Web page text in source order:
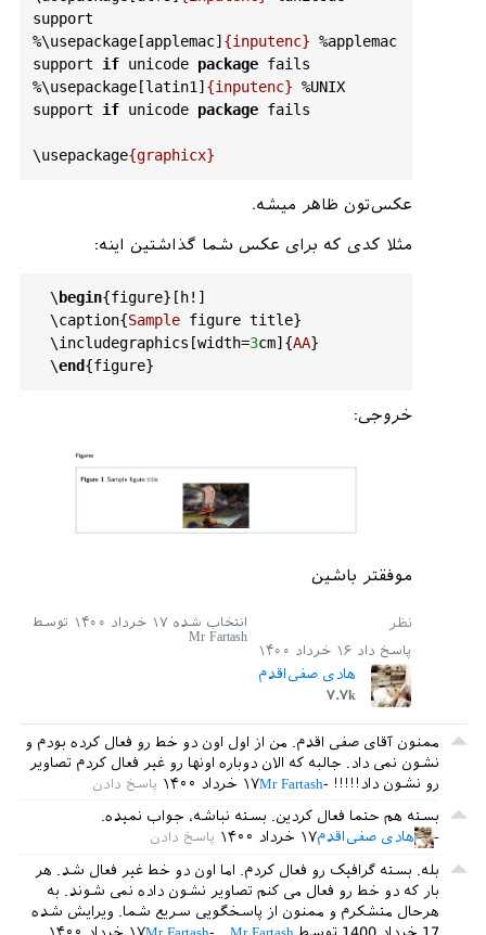
%\usepackage[applemac] {inputenc} %applemac
support if unicode package
%\usepackage[latin1] {inputenc} %UNIX
support if unicode package fails
\usepackage{graphicx}
عکس‌تون ظاهر میشه.
مثلا کدی که برای عکس شما گذاشتین اینه:
  \
begin{figure}[ h! ]
  \
caption{Sample figure title}
  \
includegraphics [width=3cm]{AA}
  \
end{figure
خروجی:
موفقتر باشین
انتخاب شده ۱۷ خرداد ۱۴۰۰
توسط
Mr Fartash
پاسخ داد ۱۶ خرداد ۱۴۰۰
هادی صفی‌اقدم
۷.۷k
ممنون آقای صفی اقدم. من از اول اون دو خط رو فعال کرده بودم و
نشون نمی داد. جالبه که الان دوباره اونها رو غیر فعال کردم تصاویر
رو نشون داد!!!!!
۱۷ خرداد ۱۴۰۰Mr Fartash
بسته هم حتما فعال کردین. بسته نباشه، جواب نمیده.
۱۷ خرداد ۱۴۰۰هادی صفی‌اقدم
بله. بسته گرافیک رو فعال کردم. اما اون دو خط غیر فعال شد. هر
بار که دو خط رو فعال می کنم تصاویر نشون داده نمی شوند. به
هرحال متشکرم و ممنون از پاسخگویی سریع شما. ویرایش شده